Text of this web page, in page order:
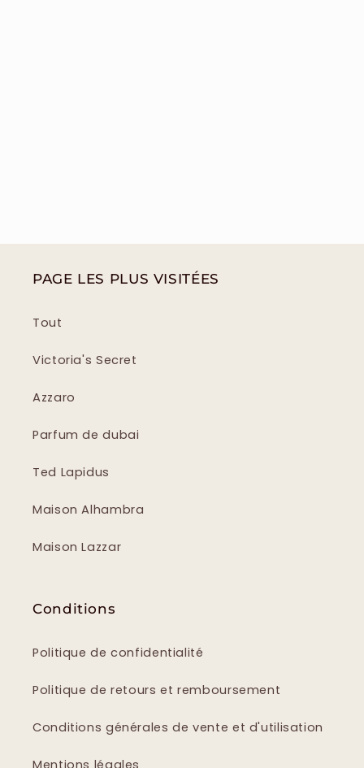
PAGE LES PLUS VISITÉES
Tout
Victoria's Secret
Azzaro
Parfum de dubai
Ted Lapidus
Maison Alhambra
Maison Lazzar
Conditions
Politique de confidentialité
Politique de retours et remboursement
Conditions générales de vente et d'utilisation